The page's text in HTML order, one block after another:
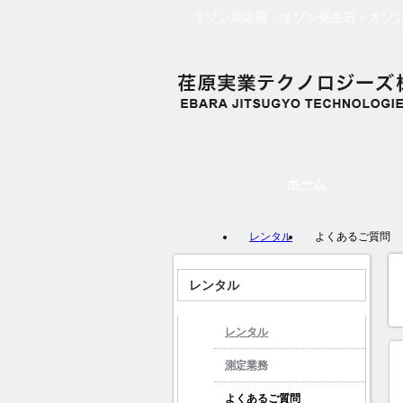
レンタル よくあるご質問
レンタル
レンタル
測定業務
よくあるご質問